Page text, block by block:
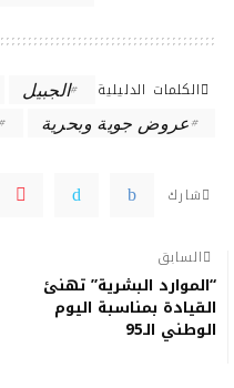
الكلمات الدليلية الجبيل
عروض جوية وبحرية
شارك
السابق
“الموارد البشرية” تهنئ
القيادة بمناسبة اليوم
الوطني الـ95